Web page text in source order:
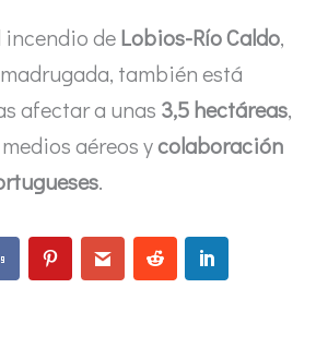
incendio deLobios-Río Caldo,
también está
afectar a unas 3,5 hectáreas,
aéreos ycolaboración
.